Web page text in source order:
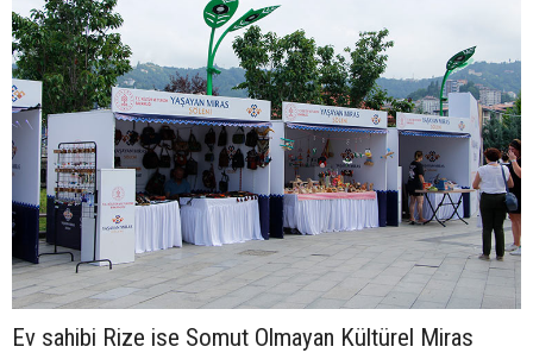
Ev sahibi Rize ise Somut Olmayan Kültürel Miras